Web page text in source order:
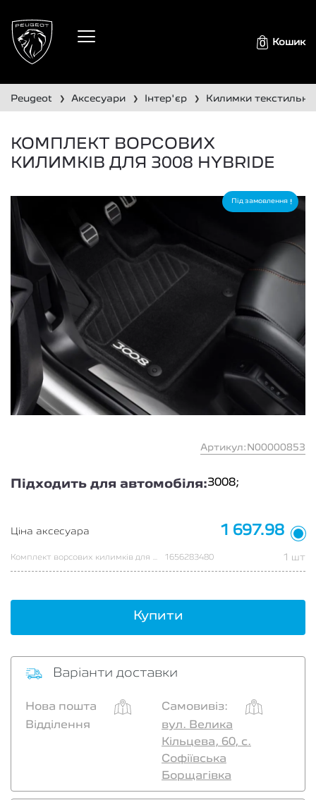
0 Кошик
peugeot ❯ аксесуари ❯ інтер'єр ❯ килимки текстильні
КОМПЛЕКТ ВОРСОВИХ
КИЛИМКІВ ДЛЯ 3008 HYBRIDE
Під замовлення
Артикул:N00000853
Підходить для автомобіля:3008;
Ціна аксесуара 1 697.98
Комплект ворсових килимків для 3008 Hybride 1656283480 1 шт
Купити
Варіанти доставки
Нова пошта
Самовивіз:
Відділення
вул. Велика
Кільцева, 60, с.
Софіївська
Борщагівка